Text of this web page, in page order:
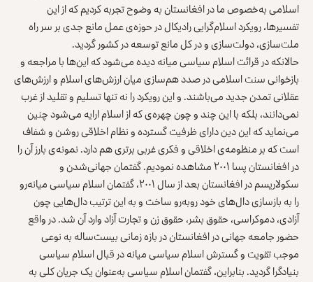
اسلامی به‌خصوص ما در افغانستان به وضوح تجربه کردیم که از این
تفسیرها، رویکرد اسلام‌گرایی رادیکال در حوزه‌ی عمل مانع جدی بر سر راه
ملت‌سازی، دولت‌سازی و در کل مانع توسعه در کشور گردید.
حالانکه در قرائت اسلام سیاسی میانه دیده می‌شود که این‌ها با مراجعه و
بازخوانی سنت اسلامی در صدد هم‌سازی میان ارزش‌های اسلام و ارزش‌های
عقلانی تمدن جدید می‌باشند. و این رویکرد را نه تنها تسلیم و تقلید از غرب
نمی‌دانند، بلکه با این چند و چون چهره‌ی که از اسلام ارایه می‌شود چنین
می‌نماید که این دین دارای ظرفیت گسترده و نظام اخلاقی روشن و شفاف
است که بر منظومه‌ی اخلاقی و فکری غربی برتری هم دارد. نمونه‌ی بارز آن را
در افغانستان پسا ۲۰۰۱ مشاهده نمودیم. گفتمان جهانی‌شدن و
سکولاریسم در افغانستان بعد از سال ۲۰۰۱، گفتمان اسلام سیاسی میانه‌رو
را به بازسازی دال‌های خود روبه‌رو ساخت و به این ترتیب دال‌هایی چون
آزادی، دموکراسی، حقوق بشر، حقوق زن و تجارت آزاد وارد آن شد. در واقع
حضور جامعه جهانی در افغانستان در بازه زمانی بیست‌ساله به نوعی
موجب تقویت و گسترش اسلام سیاسی میانه در قبال اسلام سیاسی
بنیادگرا گردید. بنابراین، گفتمان اسلام سیاسی به‌عنوان یک جریان کلی به